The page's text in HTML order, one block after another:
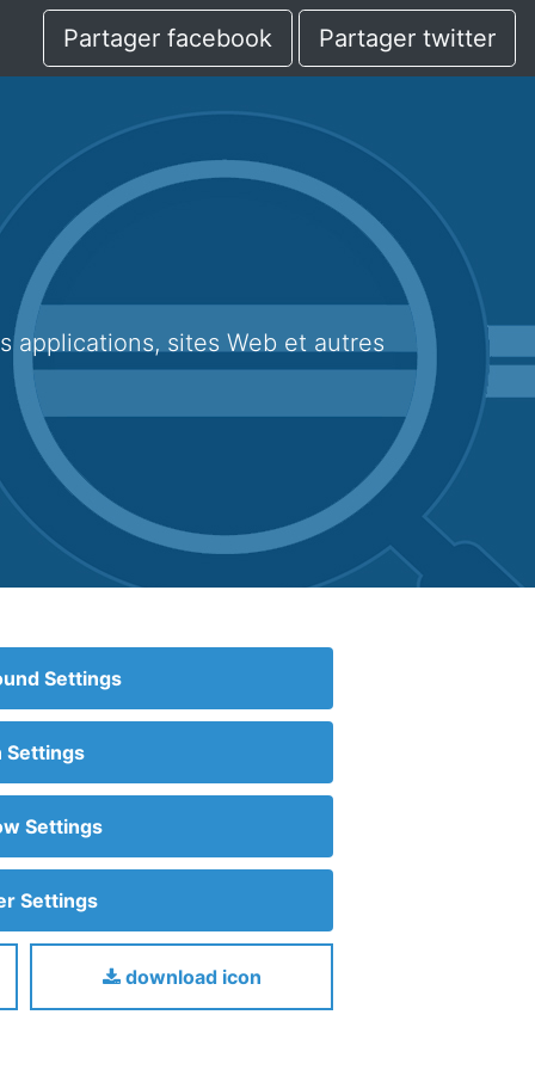
Partager facebook Partager twitter
Settings
Settings
Settings
Settings
download icon